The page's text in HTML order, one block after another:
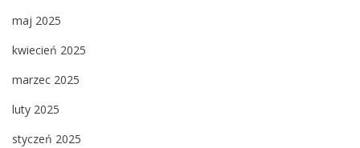
maj 2025
kwiecień 2025
marzec 2025
luty 2025
styczeń 2025